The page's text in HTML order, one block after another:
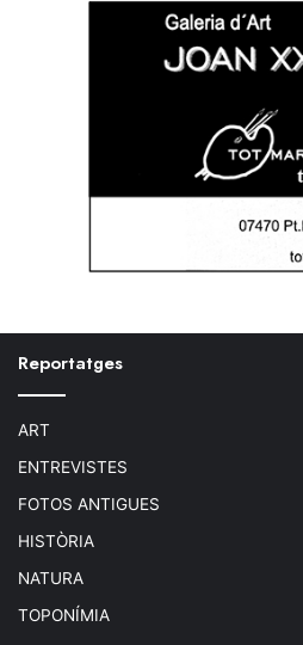
Reportatges
ART
ENTREVISTES
FOTOS ANTIGUES
HISTÒRIA
NATURA
TOPONÍMIA